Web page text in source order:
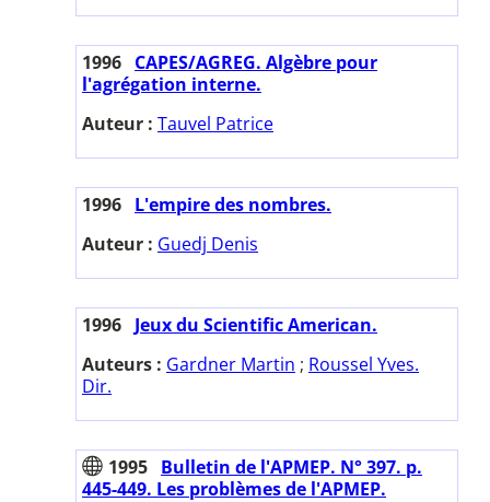
1996 CAPES/AGREG. Algèbre pour
l'agrégation interne.
Auteur : Tauvel Patrice
1996 L'empire des nombres.
Auteur : Guedj Denis
1996 Jeux du Scientific American.
Auteurs : Gardner Martin ; Roussel Yves.
Dir.
1995 Bulletin de l'APMEP. N° 397. p.
445-449. Les problèmes de l'APMEP.